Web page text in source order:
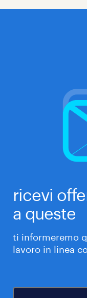
ricevi
a queste
ti informeremo
lavoro in linea